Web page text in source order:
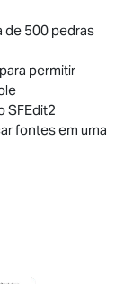
de 500 pedras
permitir
SFEdit2
fontes em uma